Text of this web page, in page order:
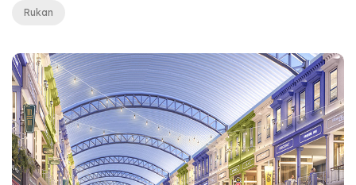
Rukan